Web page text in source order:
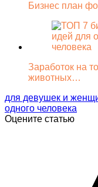
Бизнес план
Заработок на
животных…
для девушек и
одного человека
Оцените статью